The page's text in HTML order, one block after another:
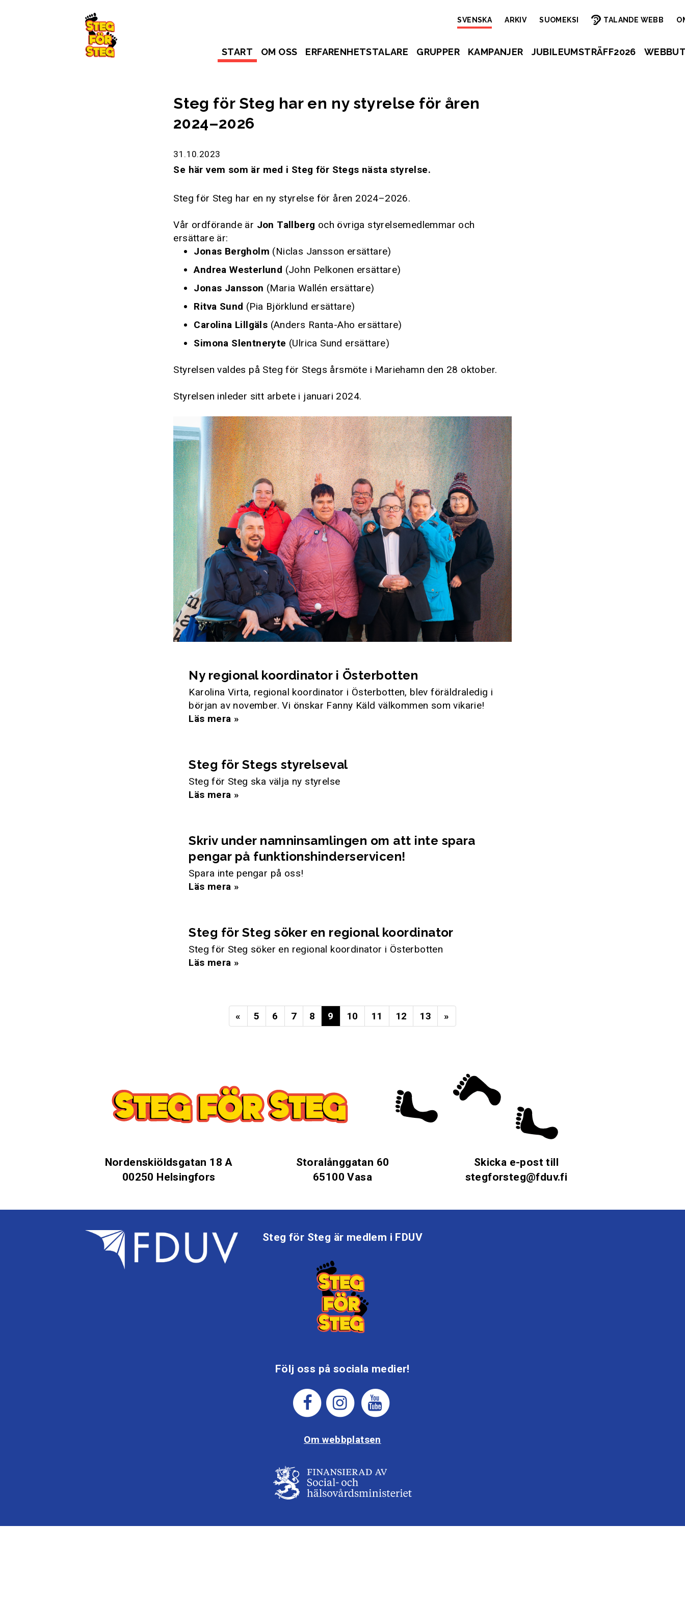
SVENSKA ARKIV SUOMEKSI TALANDE WEBB
START OM OSS ERFARENHETSTALARE GRUPPER KAMPANJER JUBILEUMSTRÄFF2026
Steg för Steg har en ny styrelse för åren
2024–2026
31.10.2023
Se här vem som är med i Steg för Stegs nästa styrelse.
Steg för Steg har en ny styrelse för åren 2024–2026.
Vår ordförande är Jon Tallberg och övriga styrelsemedlemmar och
ersättare är:
Jonas Bergholm (Niclas Jansson ersättare)
Andrea Westerlund (John Pelkonen ersättare)
Jonas Jansson (Maria Wallén ersättare)
Ritva Sund (Pia Björklund ersättare)
Carolina Lillgäls (Anders Ranta-Aho ersättare)
Simona Slentneryte (Ulrica Sund ersättare)
Styrelsen valdes på Steg för Stegs årsmöte i Mariehamn den 28 oktober.
Styrelsen inleder sitt arbete i januari 2024.
Ny regional koordinator i Österbotten
Karolina Virta, regional koordinator i Österbotten, blev föräldraledig i
början av november. Vi önskar Fanny Käld välkommen som vikarie!
Läs mera »
Steg för Stegs styrelseval
Steg för Steg ska välja ny styrelse
Läs mera »
Skriv under namninsamlingen om att inte spara
pengar på funktionshinderservicen!
Spara inte pengar på oss!
Läs mera »
Steg för Steg söker en regional koordinator
Steg för Steg söker en regional koordinator i Österbotten
Läs mera »
« 5 6 7 8 9 10 11 12 13 »
Nordenskiöldsgatan 18 A
00250 Helsingfors
Storalånggatan 60
65100 Vasa
Skicka e-post till
stegforsteg@fduv.fi
Steg för Steg är medlem i FDUV
Följ oss på sociala medier!
Om webbplatsen